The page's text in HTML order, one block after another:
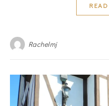
Rachelmj